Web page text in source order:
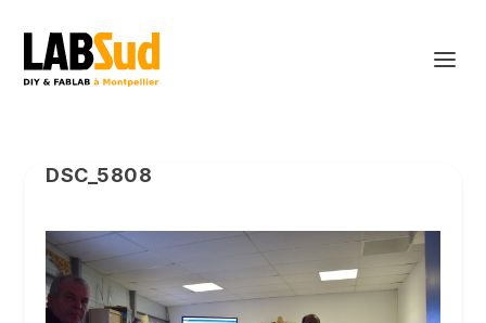
DSC_5808